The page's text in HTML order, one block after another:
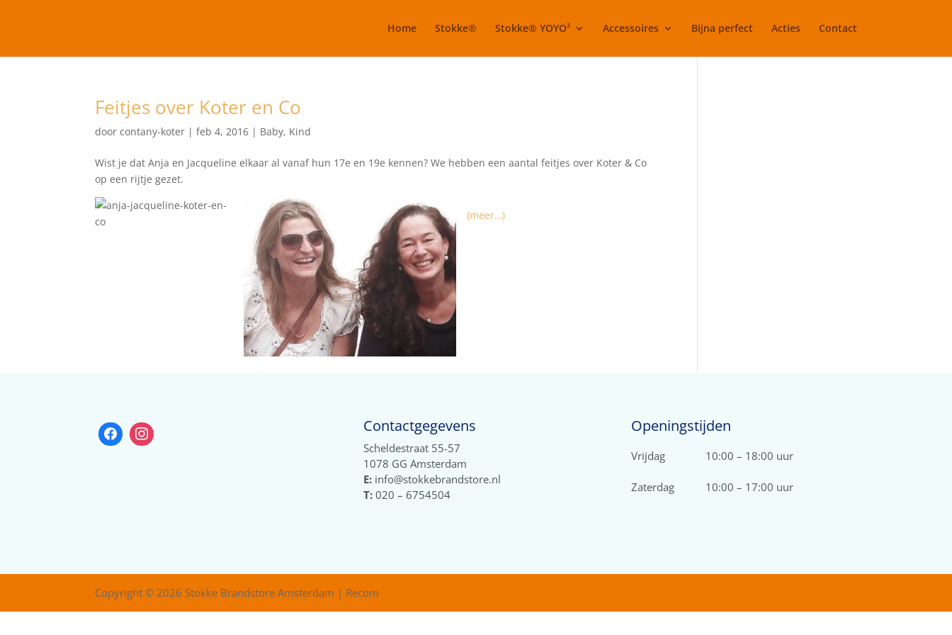
Home Stokke® Stokke® YOYO³ Accessoires Bijna perfect Acties Contact
Feitjes over Koter en Co
doorcontany-koter |feb 4, 2016 | Baby, Kind
Wist je dat Anja en Jacqueline elkaar al vanaf hun 17e en 19e kennen? We hebben een aantal feitjes over Koter & Co
op een rijtje gezet.
(meer…)
Contactgegevens
Scheldestraat 55-57
1078 GG Amsterdam
E:info@stokkebrandstore.nl
T:020 – 6754504
Openingstijden
Vrijdag 10:00 – 18:00 uur
Zaterdag 10:00 – 17:00 uur
Copyright © 2026 Stokke Brandstore Amsterdam | Recom